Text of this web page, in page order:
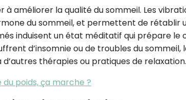
à améliorer la qualité du sommeil. Les
du sommeil, et permettent de rétablir
induisent un état méditatif qui prépare
d’insomnie ou de troubles du
thérapies ou pratiques de relaxation.
poids, ça marche ?
CROQ.
Je
Prisma